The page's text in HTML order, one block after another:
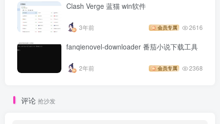
Clash Verge 蓝猫 win软件
3年前 会员专属 2616
fanqienovel-downloader 番茄小说下载工具
2年前 会员专属 2368
评论 抢沙发